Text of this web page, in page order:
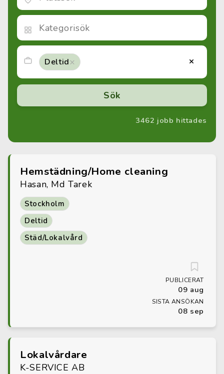
×
×
Deltid
3462 jobb hittades
Hemstädning/Home cleaning
Hasan, Md Tarek
Stockholm
Deltid
Städ/Lokalvård
PUBLICERAT
09 aug
SISTA ANSÖKAN
08 sep
Lokalvårdare
K-SERVICE AB